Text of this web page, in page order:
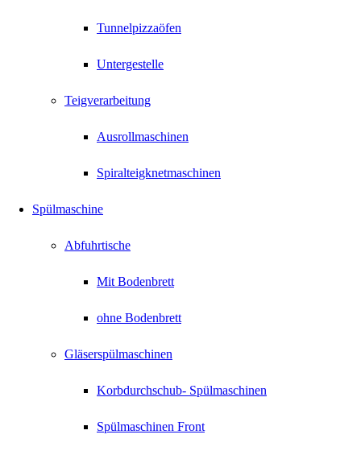
Tunnelpizzaöfen
Untergestelle
Teigverarbeitung
Ausrollmaschinen
Spiralteigknetmaschinen
Spülmaschine
Abfuhrtische
Mit Bodenbrett
ohne Bodenbrett
Gläserspülmaschinen
Korbdurchschub- Spülmaschinen
Spülmaschinen Front